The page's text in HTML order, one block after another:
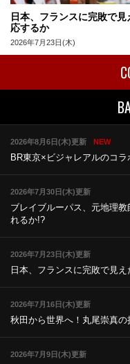
日本、フランスに完敗で
応するか
2026年7月23日(木)
2026年8月6日(木)更新 NEW
BR東京×ビジャレアルのコラ
2026年7月30日(木)更新
ブレイブルーパス、元地理教
れるか!?
2026年7月23日(木)更新
日本、フランスに完敗で見え
2026年7月16日(木)更新
秋田から世界へ！丸尾崇真の
2026年7月9日(木)更新